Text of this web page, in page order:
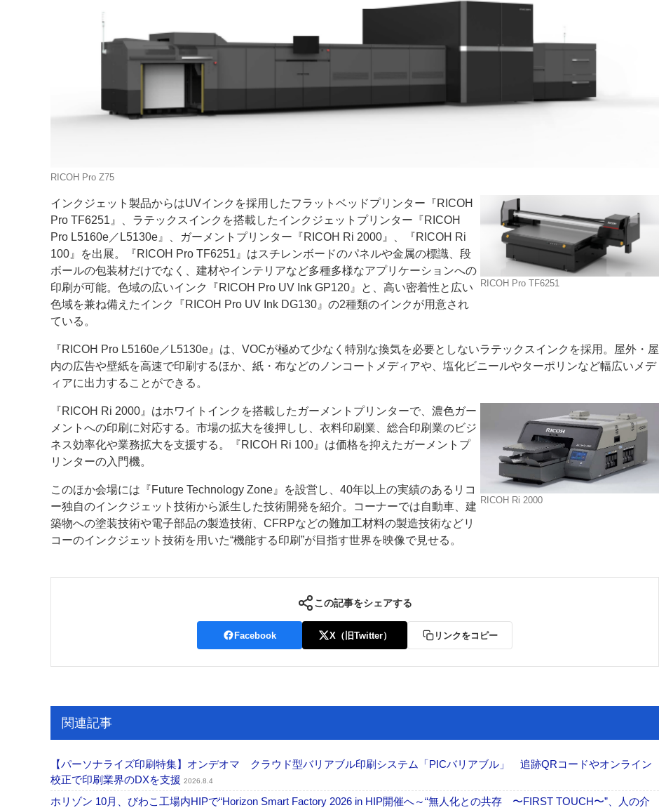
RICOH Pro Z75
インクジェット製品からはUVインクを採用したフラットベッドプリンター『RICOH
Pro TF6251』、ラテックスインクを搭載したインクジェットプリンター『RICOH
Pro L5160e／L5130e』、ガーメントプリンター『RICOH Ri 2000』、『RICOH Ri
100』を出展。『RICOH Pro TF6251』はスチレンボードのパネルや金属の標識、段
ボールの包装材だけでなく、建材やインテリアなど多種多様なアプリケーションへの
印刷が可能。色域の広いインク『RICOH Pro UV Ink GP120』と、高い密着性と広い
色域を兼ね備えたインク『RICOH Pro UV Ink DG130』の2種類のインクが用意され
ている。
RICOH Pro TF6251
『RICOH Pro L5160e／L5130e』は、VOCが極めて少なく特別な換気を必要としないラテックスインクを採用。屋外・屋
内の広告や壁紙を高速で印刷するほか、紙・布などのノンコートメディアや、塩化ビニールやターポリンなど幅広いメデ
ィアに出力することができる。
『RICOH Ri 2000』はホワイトインクを搭載したガーメントプリンターで、濃色ガー
メントへの印刷に対応する。市場の拡大を後押しし、衣料印刷業、総合印刷業のビジ
ネス効率化や業務拡大を支援する。『RICOH Ri 100』は価格を抑えたガーメントプ
リンターの入門機。
このほか会場には『Future Technology Zone』を設営し、40年以上の実績のあるリコ
ー独自のインクジェット技術から派生した技術開発を紹介。コーナーでは自動車、建
築物への塗装技術や電子部品の製造技術、CFRPなどの難加工材料の製造技術などリ
コーのインクジェット技術を用いた“機能する印刷”が目指す世界を映像で見せる。
RICOH Ri 2000
この記事をシェアする
Facebook X（旧Twitter） リンクをコピー
関連記事
【パーソナライズ印刷特集】オンデオマ クラウド型バリアブル印刷システム「PICバリアブル」 追跡QRコードやオンライン
校正で印刷業界のDXを支援 2026.8.4
ホリゾン 10月、びわこ工場内HIPで“Horizon Smart Factory 2026 in HIP開催へ～“無人化との共存 〜FIRST TOUCH〜”、人の介